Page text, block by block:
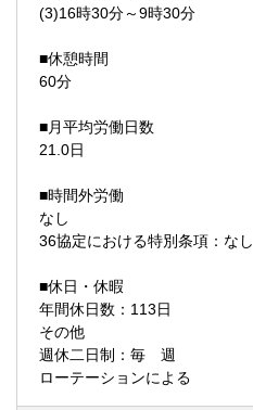
(3)16時30分～9時30分
■休憩時間
60分
■月平均労働日数
21.0日
■時間外労働
なし
36協定における特別条項：なし
■休日・休暇
年間休日数：113日
その他
週休二日制：毎 週
ローテーションによる